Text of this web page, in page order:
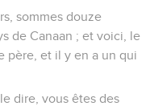
sommes douze
de Canaan ; et voici, le
père, et il y en a un qui
dire, vous êtes des